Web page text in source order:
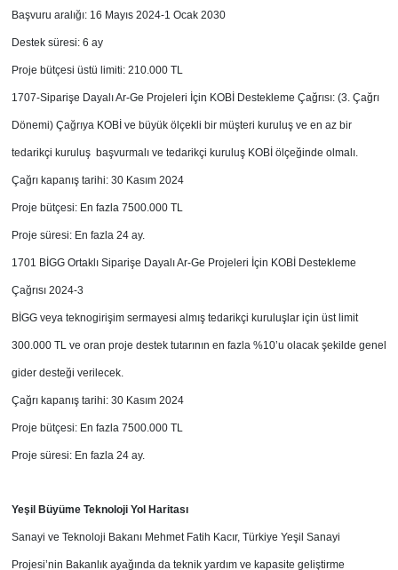
Başvuru aralığı: 16 Mayıs 2024-1 Ocak 2030
Destek süresi: 6 ay
Proje bütçesi üstü limiti: 210.000 TL
1707-Siparişe Dayalı Ar-Ge Projeleri İçin KOBİ Destekleme Çağrısı: (3. Çağrı
Dönemi) Çağrıya KOBİ ve büyük ölçekli bir müşteri kuruluş ve en az bir
tedarikçi kuruluş başvurmalı ve tedarikçi kuruluş KOBİ ölçeğinde olmalı.
Çağrı kapanış tarihi: 30 Kasım 2024
Proje bütçesi: En fazla 7500.000 TL
Proje süresi: En fazla 24 ay.
1701 BİGG Ortaklı Siparişe Dayalı Ar-Ge Projeleri İçin KOBİ Destekleme
Çağrısı 2024-3
BİGG veya teknogirişim sermayesi almış tedarikçi kuruluşlar için üst limit
300.000 TL ve oran proje destek tutarının en fazla %10’u olacak şekilde genel
gider desteği verilecek.
Çağrı kapanış tarihi: 30 Kasım 2024
Proje bütçesi: En fazla 7500.000 TL
Proje süresi: En fazla 24 ay.
Yeşil Büyüme Teknoloji Yol Haritası
Sanayi ve Teknoloji Bakanı Mehmet Fatih Kacır, Türkiye Yeşil Sanayi
Projesi’nin Bakanlık ayağında da teknik yardım ve kapasite geliştirme